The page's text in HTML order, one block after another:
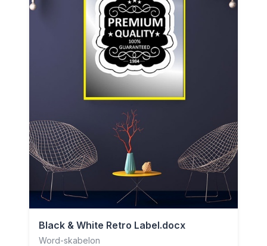
Black & White Retro Label.docx
Word-skabelon